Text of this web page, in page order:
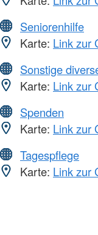
Seniorenhilfe
Karte: Link zur
Sonstige
Karte: Link zur
Spenden
Karte: Link zur
Tagespflege
Karte: Link zur